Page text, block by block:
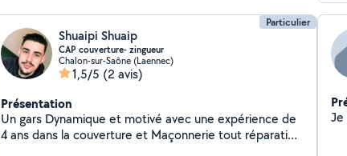
Particulier
Shuaipi Shuaip
CAP couverture- zingueur
Chalon-sur-Saône (Laennec)
1,5/5 (2 avis)
Présentation
Un gars Dynamique et motivé avec une expérience de
4 ans dans la couverture et Maçonnerie tout réparation